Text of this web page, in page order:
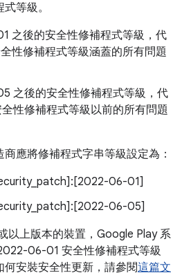
等級。
之後的安全性修補程式等級，代
性修補程式等級涵蓋的所有問題
之後的安全性修補程式等級，代
性修補程式等級以前的所有問題
應將修補程式字串等級設定為：
06-01]
06-05]
以上版本的裝置，Google Play 系
06-01 安全性修補程式等級
安裝安全性更新，請參閱這篇文